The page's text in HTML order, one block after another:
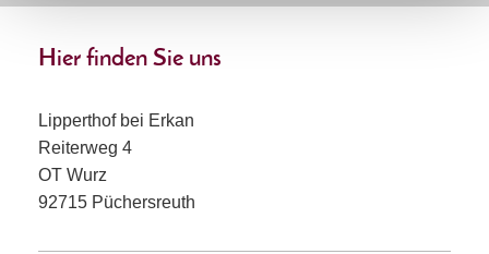
Hier finden Sie uns
Lipperthof bei Erkan
Reiterweg 4
OT Wurz
92715 Püchersreuth